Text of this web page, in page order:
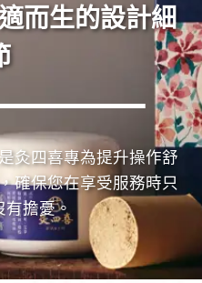
而生的設計細
灸四喜專為提升操作舒
確保您在享受服務時只
有擔憂。